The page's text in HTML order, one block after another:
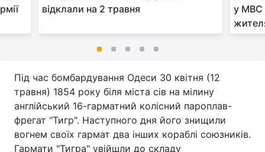
відклали на 2 травня
у МВС
Під час бомбардування Одеси 30 квітня (12
травня) 1854 року біля міста сів на мілину
англійський 16-гарматний колісний пароплав-
фрегат "Тигр". Наступного дня його знищили
вогнем своїх гармат два інших кораблі союзників.
Гармати "Тигра" увійшли до складу